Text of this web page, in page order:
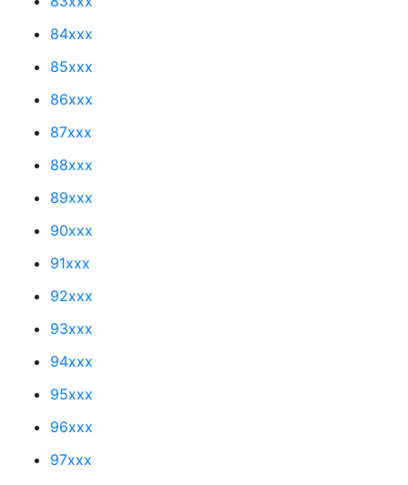
84xxx
85xxx
86xxx
87xxx
88xxx
89xxx
90xxx
91xxx
92xxx
93xxx
94xxx
95xxx
96xxx
97xxx